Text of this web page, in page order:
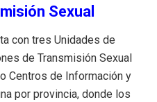
Sexual
con tres Unidades de
de Transmisión Sexual
Centros de Información y
por provincia, donde los